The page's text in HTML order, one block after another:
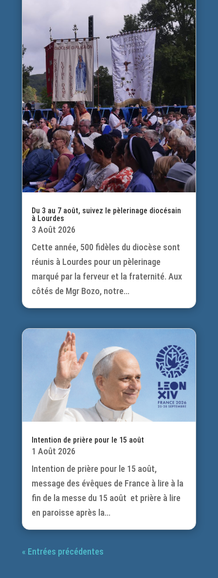
Du 3 au 7 août, suivez le pèlerinage diocésain
à Lourdes
3 Août 2026
Cette année, 500 fidèles du diocèse sont
réunis à Lourdes pour un pèlerinage
marqué par la ferveur et la fraternité. Aux
côtés de Mgr Bozo, notre...
Intention de prière pour le 15 août
1 Août 2026
Intention de prière pour le 15 août,
message des évêques de France à lire à la
fin de la messe du 15 août et prière à lire
en paroisse après la...
« Entrées précédentes